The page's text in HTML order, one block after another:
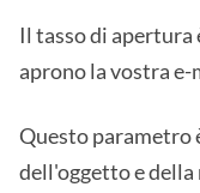
Il tasso di apertura
aprono la vostra
Questo parametro
dell'oggetto e